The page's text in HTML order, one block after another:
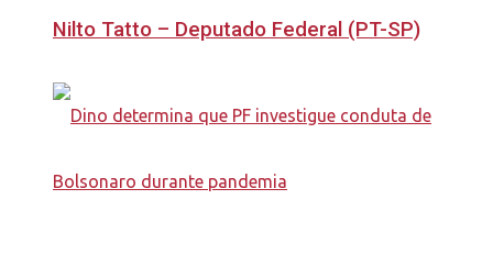
Nilto Tatto – Deputado Federal (PT-SP)